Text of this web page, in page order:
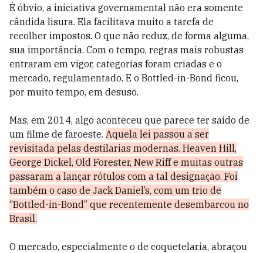
É óbvio, a iniciativa governamental não era somente
cândida lisura. Ela facilitava muito a tarefa de
recolher impostos. O que não reduz, de forma alguma,
sua importância. Com o tempo, regras mais robustas
entraram em vigor, categorias foram criadas e o
mercado, regulamentado. E o Bottled-in-Bond ficou,
por muito tempo, em desuso.
Mas, em 2014, algo aconteceu que parece ter saído de
um filme de faroeste. Aquela lei passou a ser
revisitada pelas destilarias modernas. Heaven Hill,
George Dickel, Old Forester, New Riff e muitas outras
passaram a lançar rótulos com a tal designação. Foi
também o caso de Jack Daniel’s, com um trio de
“Bottled-in-Bond” que recentemente desembarcou no
Brasil.
O mercado, especialmente o de coquetelaria, abraçou